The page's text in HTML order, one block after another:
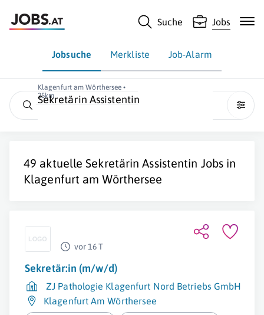
Suche Jobs
Jobsuche Merkliste Job-Alarm
Klagenfurt am Wörthersee •
25km
Sekretärin Assistentin
49 aktuelleSekretärin Assistentin Jobs in
Klagenfurt am Wörthersee
vor 16 T
Sekretär:in (m/w/d)
ZJ Pathologie Klagenfurt Nord Betriebs GmbH
Klagenfurt Am Wörthersee